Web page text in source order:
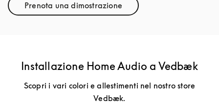
Prenota una dimostrazione
Link Opens in New Tab
Installazione Home Audio a Vedbæk
Scopri i vari colori e allestimenti nel nostro store
Vedbæk.